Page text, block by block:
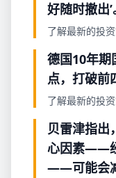
好随时撤出’
了解最新的投
德国10年期
点，打破前
了解最新的投
贝雷津指出
心因素——
——可能会